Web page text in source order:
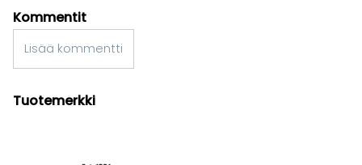
Kommentit
Lisää kommentti
Tuotemerkki